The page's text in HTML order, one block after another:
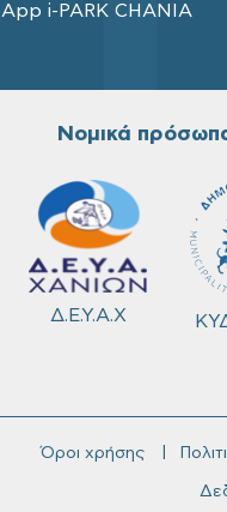
App i-PARK CHANIA
Νομικά
Δ.Ε.Υ.Α.Χ
Όροι χρήσης